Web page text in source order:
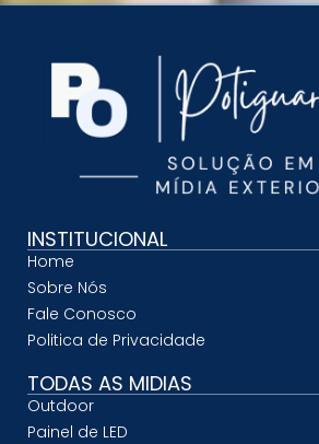
INSTITUCIONAL
Home
Sobre Nós
Fale Conosco
Politica de Privacidade
TODAS AS MIDIAS
Outdoor
Painel de LED